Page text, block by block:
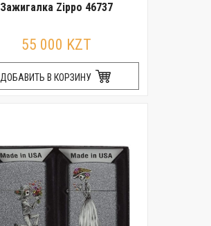
Зажигалка Zippo 46737
55 000 KZT
ДОБАВИТЬ В КОРЗИНУ